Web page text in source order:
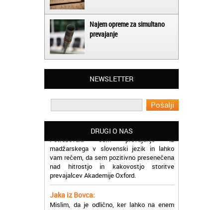
Najem opreme za simultano
prevajanje
NEWSLETTER
DRUGI O NAS
Oxford, ker so resnično profesionalni in
prevajalske storitve opravljajo hitro in
učinkoviti.
Martina iz Bleda:
Potrebovala sem prevajanje iz
vam rečem, da sem pozitivno presenečena
nad hitrostjo in kakovostjo storitve
prevajalcev Akademije Oxford.
Jaka iz Bovca:
Mislim, da je odlično, ker lahko na enem
mestu najdem prevajalske storitve za